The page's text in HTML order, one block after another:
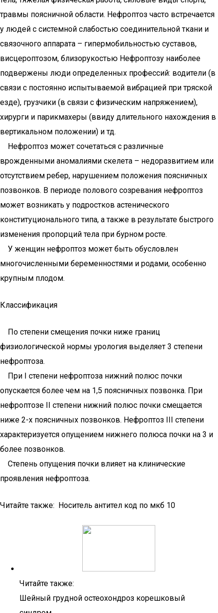
травмы поясничной области. Нефроптоз часто встречается
у людей с системной слабостью соединительной ткани и
связочного аппарата – гипермобильностью суставов,
висцероптозом, близорукостью Нефроптозу наиболее
подвержены люди определенных профессий: водители (в
связи с постоянно испытываемой вибрацией при тряской
езде), грузчики (в связи с физическим напряжением),
хирурги и парикмахеры (ввиду длительного нахождения в
вертикальном положении) и тд.
Нефроптоз может сочетаться с различные
врожденными аномалиями скелета – недоразвитием или
отсутствием ребер, нарушением положения поясничных
позвонков. В периоде полового созревания нефроптоз
может возникать у подростков астенического
конституционального типа, а также в результате быстрого
изменения пропорций тела при бурном росте.
У женщин нефроптоз может быть обусловлен
многочисленными беременностями и родами, особенно
крупным плодом.
Классификация
По степени смещения почки ниже границ
физиологической нормы урология выделяет 3 степени
нефроптоза.
При I степени нефроптоза нижний полюс почки
опускается более чем на 1,5 поясничных позвонка. При
нефроптозе II степени нижний полюс почки смещается
ниже 2-х поясничных позвонков. Нефроптоз III степени
характеризуется опущением нижнего полюса почки на 3 и
более позвонков.
Степень опущения почки влияет на клинические
проявления нефроптоза.
Читайте также: Носитель антител код по мкб 10
Читайте также:
Шейный грудной остеохондроз корешковый